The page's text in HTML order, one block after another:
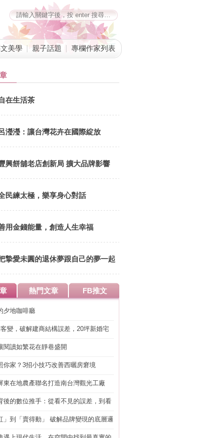
美學 親子話題 專欄作家列表
在生活茶
瀅瀅：讓台灣花卉在國際綻放
興餅舖老店創新局 擴大品牌影響
民練太極，樂享身心對話
用金錢能量，創造人生幸福
摯愛未圓的退休夢跟自己的夢一起
現
熱門文章 FB推文
夕地咖啡廳
變，破解建商結構誤差，20坪新婚宅
閱讀如繁花在靜巷盛開
你家？3招小技巧改善西曬房窘境
東在地農產聯名打造南台灣觀光工廠
後的數位推手：從看不見的誤差，到看
」到「賣得動」 破解品牌變現的底層邏